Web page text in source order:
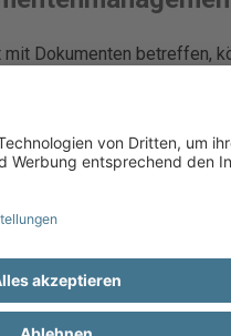
Dokumenten betreffen,
Das bedeutet, dass
abgelegt oder zur
von
um Arbeitsabläufe zu
Systeme die modellierten